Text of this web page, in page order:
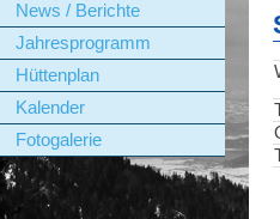
News / Berichte
Jahresprogramm
Hüttenplan
Kalender
Fotogalerie